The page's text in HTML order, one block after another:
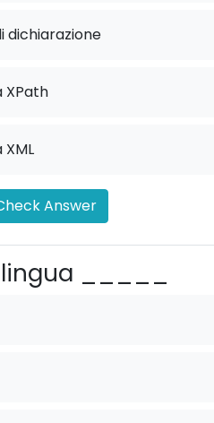
dichiarazione
XPath
Answer
_____